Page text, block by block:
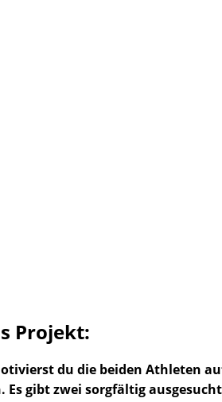
Projekt:
du die beiden Athleten
Es gibt zwei sorgfältig